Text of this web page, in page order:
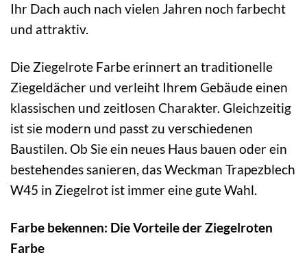
Ihr Dach auch nach vielen Jahren noch farbecht
und attraktiv.
Die Ziegelrote Farbe erinnert an traditionelle
Ziegeldächer und verleiht Ihrem Gebäude einen
klassischen und zeitlosen Charakter. Gleichzeitig
ist sie modern und passt zu verschiedenen
Baustilen. Ob Sie ein neues Haus bauen oder ein
bestehendes sanieren, das Weckman Trapezblech
W45 in Ziegelrot ist immer eine gute Wahl.
Farbe bekennen: Die Vorteile der Ziegelroten
Farbe